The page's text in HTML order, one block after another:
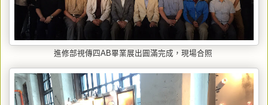
進修部視傳四AB畢業展出圓滿完成，現場合照